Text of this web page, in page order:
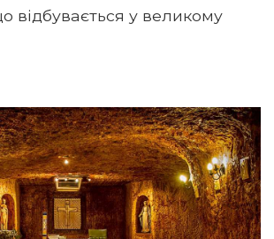
відбувається у великому